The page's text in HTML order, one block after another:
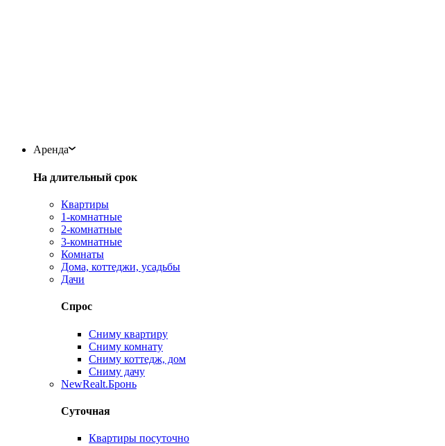
Аренда
На длительный срок
Квартиры
1-комнатные
2-комнатные
3-комнатные
Комнаты
Дома, коттеджи, усадьбы
Дачи
Спрос
Сниму квартиру
Сниму комнату
Сниму коттедж, дом
Сниму дачу
NewRealt.Бронь
Суточная
Квартиры посуточно